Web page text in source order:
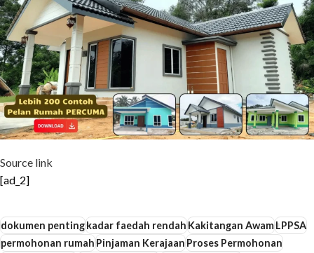
Source link
[ad_2]
dokumen pentingkadar faedah rendahKakitangan AwamLPPSA
permohonan rumahPinjaman KerajaanProses Permohonan